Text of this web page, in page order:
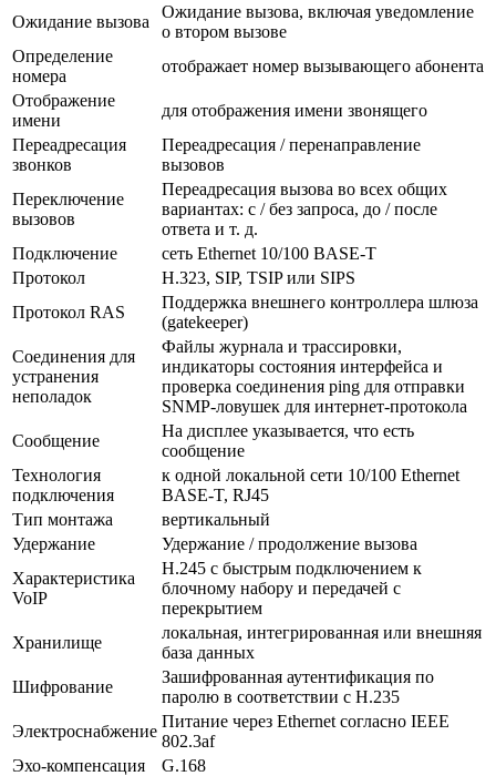
Ожидание вызова
Ожидание вызова, включая уведомление
о втором вызове
Определение
номера
отображает номер вызывающего абонента
Отображение
имени
для отображения имени звонящего
Переадресация
звонков
Переадресация / перенаправление
вызовов
Переключение
вызовов
Переадресация вызова во всех общих
вариантах: с / без запроса, до / после
ответа и т. д.
Подключение
сеть Ethernet 10/100 BASE-T
Протокол
H.323, SIP, TSIP или SIPS
Протокол RAS
Поддержка внешнего контроллера шлюза
(gatekeeper)
Соединения для
устранения
неполадок
Файлы журнала и трассировки,
индикаторы состояния интерфейса и
проверка соединения ping для отправки
SNMP-ловушек для интернет-протокола
Сообщение
На дисплее указывается, что есть
сообщение
Технология
подключения
к одной локальной сети 10/100 Ethernet
BASE-T, RJ45
Тип монтажа
вертикальный
Удержание
Удержание / продолжение вызова
Характеристика
VoIP
H.245 с быстрым подключением к
блочному набору и передачей с
перекрытием
Хранилище
локальная, интегрированная или внешняя
база данных
Шифрование
Зашифрованная аутентификация по
паролю в соответствии с H.235
Электроснабжение
Питание через Ethernet согласно IEEE
802.3af
Эхо-компенсация
G.168